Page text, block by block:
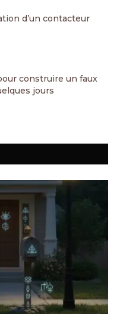
d’un contacteur
construire un faux
jours